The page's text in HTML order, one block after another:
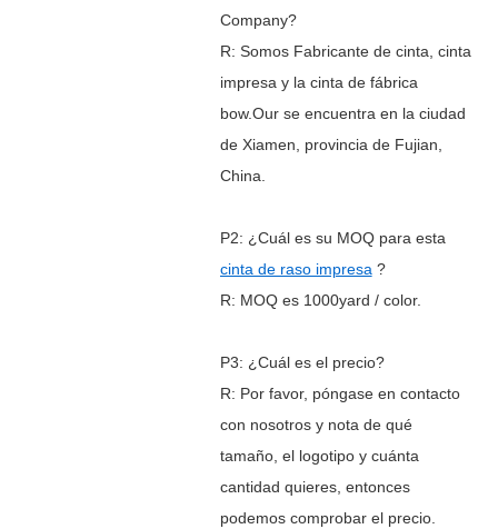
Company?
R: Somos Fabricante de cinta, cinta
impresa y la cinta de fábrica
bow.Our se encuentra en la ciudad
de Xiamen, provincia de Fujian,
China.
P2: ¿Cuál es su MOQ para esta
cinta de raso impresa ?
R: MOQ es 1000yard / color.
P3: ¿Cuál es el precio?
R: Por favor, póngase en contacto
con nosotros y nota de qué
tamaño, el logotipo y cuánta
cantidad quieres, entonces
podemos comprobar el precio.